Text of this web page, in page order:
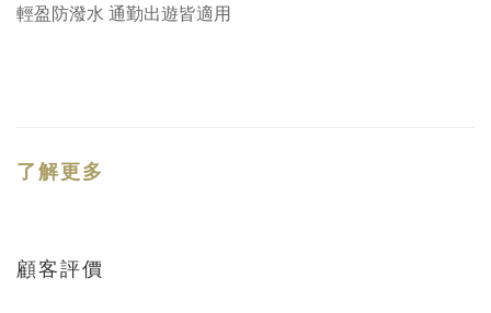
輕盈防潑水 通勤出遊皆適用
了解更多
顧客評價